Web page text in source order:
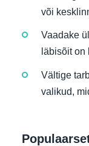
või
Vaadake
läbisõit
Vältige
valikud,